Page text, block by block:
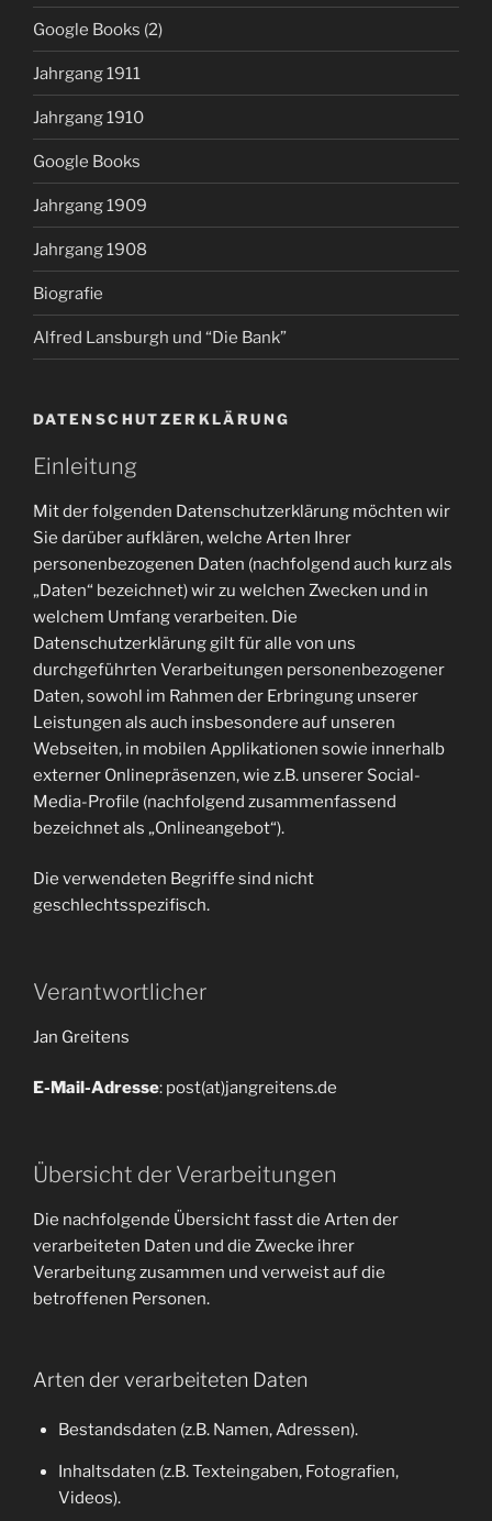
Google Books (2)
Jahrgang 1911
Jahrgang 1910
Google Books
Jahrgang 1909
Jahrgang 1908
Biografie
Alfred Lansburgh und “Die Bank”
DATENSCHUTZERKLÄRUNG
Einleitung
Mit der folgenden Datenschutzerklärung möchten wir
Sie darüber aufklären, welche Arten Ihrer
personenbezogenen Daten (nachfolgend auch kurz als
„Daten“ bezeichnet) wir zu welchen Zwecken und in
welchem Umfang verarbeiten. Die
Datenschutzerklärung gilt für alle von uns
durchgeführten Verarbeitungen personenbezogener
Daten, sowohl im Rahmen der Erbringung unserer
Leistungen als auch insbesondere auf unseren
Webseiten, in mobilen Applikationen sowie innerhalb
externer Onlinepräsenzen, wie z.B. unserer Social-
Media-Profile (nachfolgend zusammenfassend
bezeichnet als „Onlineangebot“).
Die verwendeten Begriffe sind nicht
geschlechtsspezifisch.
Verantwortlicher
Jan Greitens
E-Mail-Adresse: post(at)jangreitens.de
Übersicht der Verarbeitungen
Die nachfolgende Übersicht fasst die Arten der
verarbeiteten Daten und die Zwecke ihrer
Verarbeitung zusammen und verweist auf die
betroffenen Personen.
Arten der verarbeiteten Daten
Bestandsdaten (z.B. Namen, Adressen).
Inhaltsdaten (z.B. Texteingaben, Fotografien,
Videos).